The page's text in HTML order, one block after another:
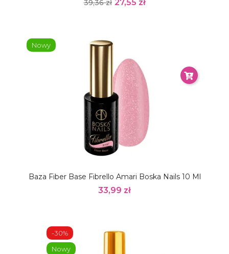
39,36 zł 27,55 zł
Baza Fiber Base Fibrello Amari Boska Nails 10 Ml
33,99 zł
Nowy
-30%
Nowy